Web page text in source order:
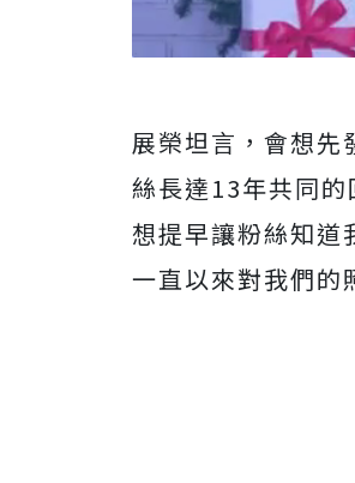
展榮坦言，會想先
絲長達13年共同
想提早讓粉絲知道
一直以來對我們的